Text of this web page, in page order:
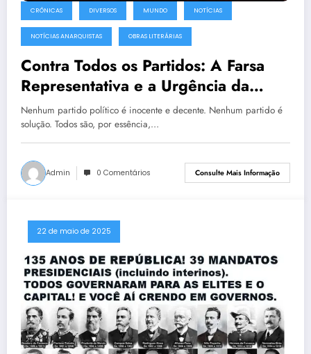
CRÔNICAS DIVERSOS MUNDO NOTÍCIAS
NOTÍCIAS ANARQUISTAS OBRAS LITERÁRIAS
Contra Todos os Partidos: A Farsa
Representativa e a Urgência da
Desobediência
Nenhum partido político é inocente e decente. Nenhum partido é
solução. Todos são, por essência,…
Admin 0 Comentários Consulte Mais Informação
22 de maio de 2025